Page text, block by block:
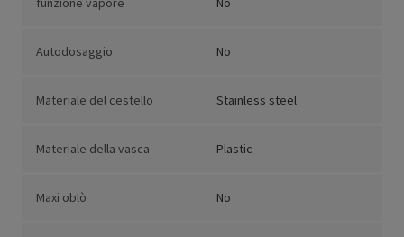
Autodosaggio No
Materiale del cestello Stainless steel
Materiale della vasca Plastic
Maxi oblò No